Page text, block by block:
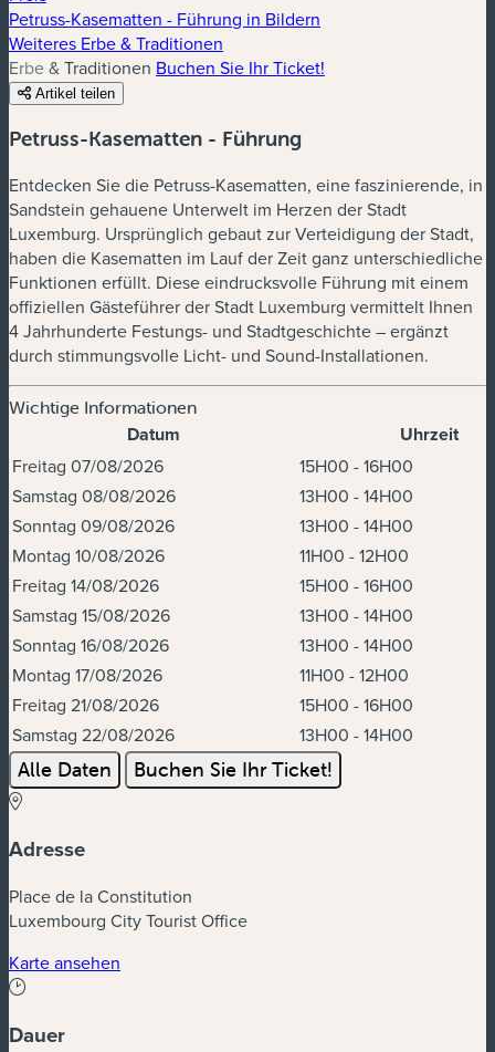
Petruss-Kasematten - Führung in Bildern
Weiteres Erbe & Traditionen
Erbe & Traditionen Buchen Sie Ihr Ticket!
Artikel teilen
Petruss-Kasematten - Führung
Entdecken Sie die Petruss-Kasematten, eine faszinierende, in
Sandstein gehauene Unterwelt im Herzen der Stadt
Luxemburg. Ursprünglich gebaut zur Verteidigung der Stadt,
haben die Kasematten im Lauf der Zeit ganz unterschiedliche
Funktionen erfüllt. Diese eindrucksvolle Führung mit einem
offiziellen Gästeführer der Stadt Luxemburg vermittelt Ihnen
4 Jahrhunderte Festungs- und Stadtgeschichte – ergänzt
durch stimmungsvolle Licht- und Sound-Installationen.
Wichtige Informationen
Termine und Uhrzeiten
Datum Uhrzeit
Freitag 07/08/2026
15H00 - 16H00
Samstag 08/08/2026
13H00 - 14H00
Sonntag 09/08/2026
13H00 - 14H00
Montag 10/08/2026
11H00 - 12H00
Freitag 14/08/2026
15H00 - 16H00
Samstag 15/08/2026
13H00 - 14H00
Sonntag 16/08/2026
13H00 - 14H00
Montag 17/08/2026
11H00 - 12H00
Freitag 21/08/2026
15H00 - 16H00
Samstag 22/08/2026
13H00 - 14H00
Alle Daten Buchen Sie Ihr Ticket!
Adresse
Place de la Constitution
Luxembourg City Tourist Office
Karte ansehen
Dauer